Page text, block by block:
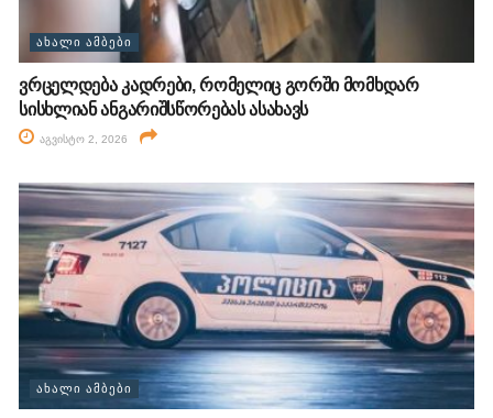
ᲐᲮᲐᲚᲘ ᲐᲛᲑᲔᲑᲘ
ვრცელდება კადრები, რომელიც გორში მომხდარ
სისხლიან ანგარიშსწორებას ასახავს
აგვისტო 2, 2026
ᲐᲮᲐᲚᲘ ᲐᲛᲑᲔᲑᲘ